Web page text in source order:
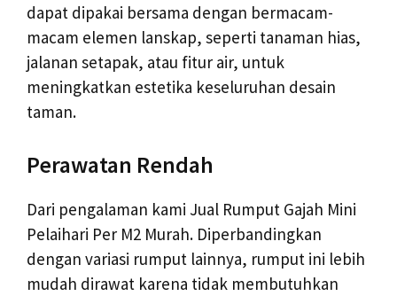
dapat dipakai bersama dengan bermacam-
macam elemen lanskap, seperti tanaman hias,
jalanan setapak, atau fitur air, untuk
meningkatkan estetika keseluruhan desain
taman.
Perawatan Rendah
Dari pengalaman kami Jual Rumput Gajah Mini
Pelaihari Per M2 Murah. Diperbandingkan
dengan variasi rumput lainnya, rumput ini lebih
mudah dirawat karena tidak membutuhkan